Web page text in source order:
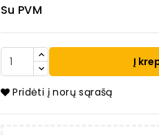
Su PVM
Į
Pridėti į norų sąrašą